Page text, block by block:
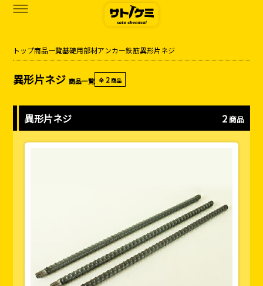
カタログダウンロード
サトケミって？
お知らせ
トップ商品一覧基礎用部材アンカー鉄筋異形片ネジ
異形片ネジ 商品一覧 全 2 商品
異形片ネジ 2 商品